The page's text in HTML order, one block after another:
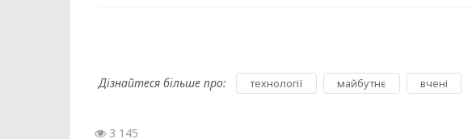
Дізнайтеся більше про: технології майбутнє вчені
3 145